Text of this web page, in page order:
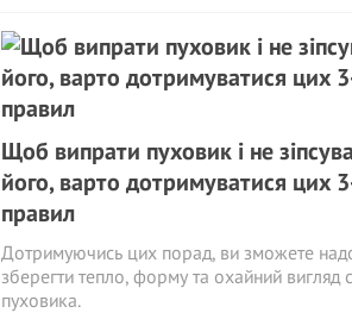
Щоб випрати пуховик і не
його, варто дотримуватися цих
правил
Дотримуючись цих порад, ви зможете
зберегти тепло, форму та охайний вигляд
пуховика.